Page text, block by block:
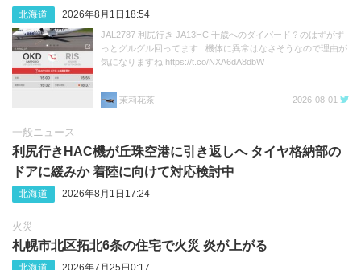
北海道 2026年8月1日18:54
JAL2787 利尻行き JA13HC 千歳へのダイバード？のはずがず
っとグルグル回ってます...機体に異常はなさそうなので理由が
気になりますね https://t.co/NXA6dA8dbW
茉莉花茶 2026-08-01
一般ニュース
利尻行きHAC機が丘珠空港に引き返しへ タイヤ格納部の
ドアに緩みか 着陸に向けて対応検討中
北海道 2026年8月1日17:24
火災
札幌市北区拓北6条の住宅で火災 炎が上がる
北海道 2026年7月25日0:17